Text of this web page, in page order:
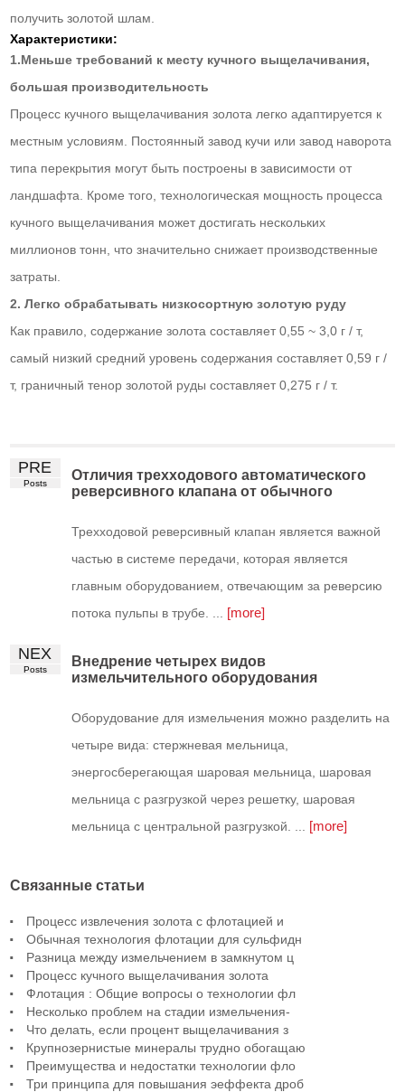
получить золотой шлам.
Характеристики:
1.Меньше требований к месту кучного выщелачивания,
большая производительность
Процесс кучного выщелачивания золота легко адаптируется к
местным условиям. Постоянный завод кучи или завод наворота
типа перекрытия могут быть построены в зависимости от
ландшафта. Кроме того, технологическая мощность процесса
кучного выщелачивания может достигать нескольких
миллионов тонн, что значительно снижает производственные
затраты.
2. Легко обрабатывать низкосортную золотую руду
Как правило, содержание золота составляет 0,55 ~ 3,0 г / т,
самый низкий средний уровень содержания составляет 0,59 г /
т, граничный тенор золотой руды составляет 0,275 г / т.
PRE
Posts
Отличия трехходового автоматического
реверсивного клапана от обычного
Трехходовой реверсивный клапан является важной
частью в системе передачи, которая является
главным оборудованием, отвечающим за реверсию
потока пульпы в трубе. ...
[more]
NEX
Posts
Внедрение четырех видов
измельчительного оборудования
Оборудование для измельчения можно разделить на
четыре вида: стержневая мельница,
энергосберегающая шаровая мельница, шаровая
мельница с разгрузкой через решетку, шаровая
мельница с центральной разгрузкой. ...
[more]
Связанные статьи
Процесс извлечения золота с флотацией и
Обычная технология флотации для сульфидн
Разница между измельчением в замкнутом ц
Процесс кучного выщелачивания золота
Флотация : Общие вопросы о технологии фл
Несколько проблем на стадии измельчения-
Что делать, если процент выщелачивания з
Крупнозернистые минералы трудно обогащаю
Преимущества и недостатки технологии фло
Три принципа для повышания эеффекта дроб